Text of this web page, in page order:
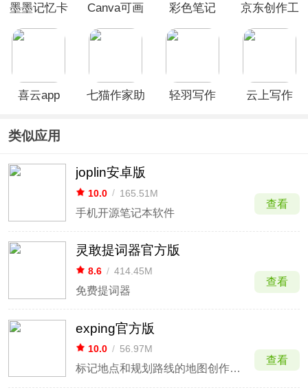
墨墨记忆卡
Canva可画
彩色笔记
京东创作工
喜云app
七猫作家助
轻羽写作
云上写作
类似应用
joplin安卓版
10.0 / 165.51M
手机开源笔记本软件
查看
灵敢提词器官方版
8.6 / 414.45M
免费提词器
查看
exping官方版
10.0 / 56.97M
标记地点和规划路线的地图创作工具
查看